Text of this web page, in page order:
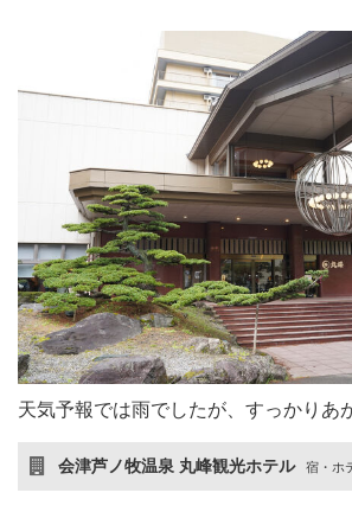
天気予報では雨でしたが、すっかりあ
会津芦ノ牧温泉 丸峰観光ホテル 宿・ホ